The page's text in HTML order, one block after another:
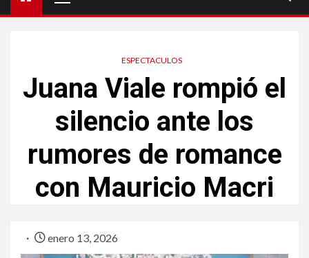
ESPECTACULOS
Juana Viale rompió el
silencio ante los
rumores de romance
con Mauricio Macri
enero 13, 2026